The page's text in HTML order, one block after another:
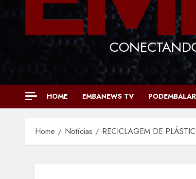
HOME EMBANEWS TV PODEMBALAR
Home Notícias RECICLAGEM DE